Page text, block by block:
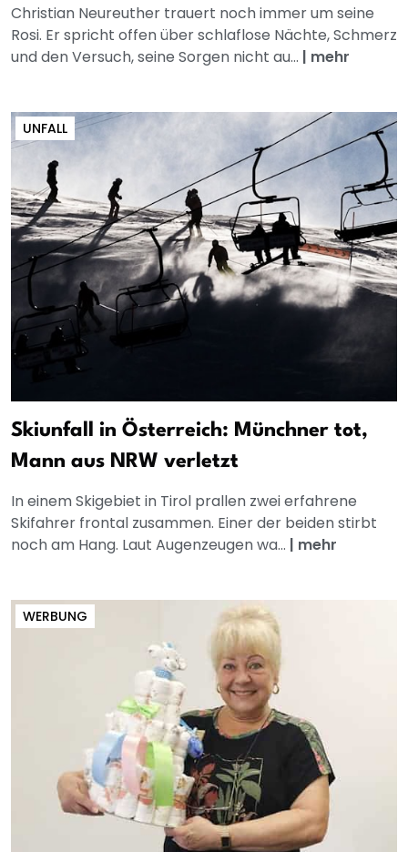
Christian Neureuther trauert noch immer um seine
Rosi. Er spricht offen über schlaflose Nächte, Schmerz
und den Versuch, seine Sorgen nicht au... | mehr
UNFALL
Skiunfall in Österreich: Münchner tot,
Mann aus NRW verletzt
In einem Skigebiet in Tirol prallen zwei erfahrene
Skifahrer frontal zusammen. Einer der beiden stirbt
noch am Hang. Laut Augenzeugen wa... | mehr
WERBUNG